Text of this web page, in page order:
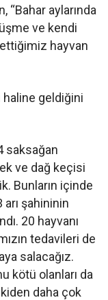
“Bahar aylarında
ve kendi
ettiğimiz hayvan
haline geldiğini
saksağan
ve dağ keçisi
Bunların içinde
şahininin
20 hayvanı
tedavileri de
salacağız.
kötü olanları da
daha çok